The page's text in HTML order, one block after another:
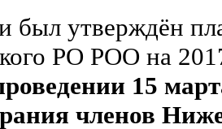
был утверждён
РО РОО на
15
членов